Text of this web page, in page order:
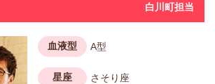
白川町担当
血液型 A型
星座 さそり座